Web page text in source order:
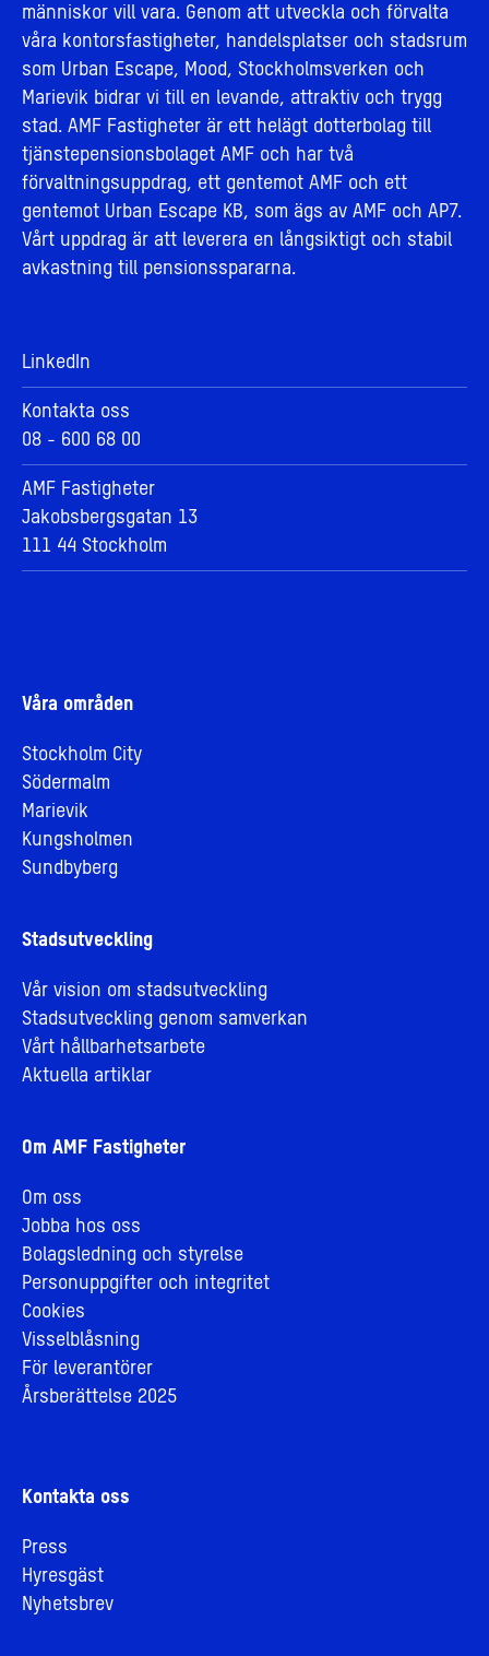
människor vill vara. Genom att utveckla och förvalta
våra kontorsfastigheter, handelsplatser och stadsrum
som Urban Escape, Mood, Stockholmsverken och
Marievik bidrar vi till en levande, attraktiv och trygg
stad. AMF Fastigheter är ett helägt dotterbolag till
tjänstepensionsbolaget AMF och har två
förvaltningsuppdrag, ett gentemot AMF och ett
gentemot Urban Escape KB, som ägs av AMF och AP7.
Vårt uppdrag är att leverera en långsiktigt och stabil
avkastning till pensionsspararna.
LinkedIn
Kontakta oss
08 - 600 68 00
AMF Fastigheter
Jakobsbergsgatan 13
111 44 Stockholm
Våra områden
Stockholm City
Södermalm
Marievik
Kungsholmen
Sundbyberg
Stadsutveckling
Vår vision om stadsutveckling
Stadsutveckling genom samverkan
Vårt hållbarhetsarbete
Aktuella artiklar
Om AMF Fastigheter
Om oss
Jobba hos oss
Bolagsledning och styrelse
Personuppgifter och integritet
Cookies
Visselblåsning
För leverantörer
Årsberättelse 2025
Kontakta oss
Press
Hyresgäst
Nyhetsbrev